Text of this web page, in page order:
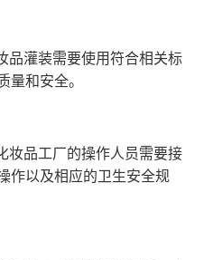
品灌装需要使用符合相关标
量和安全。
妆品工厂的操作人员需要接
作以及相应的卫生安全规